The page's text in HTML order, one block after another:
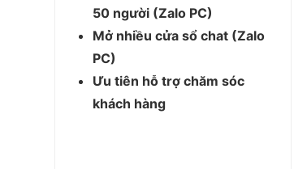
50 người (Zalo PC)
Mở nhiều cửa sổ chat (Zalo
PC)
Ưu tiên hỗ trợ chăm sóc
khách hàng